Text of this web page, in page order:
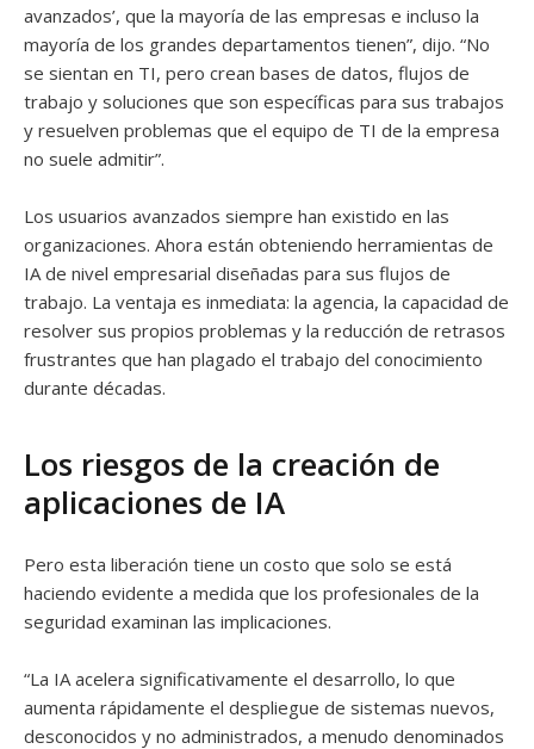
avanzados’, que la mayoría de las empresas e incluso la
mayoría de los grandes departamentos tienen”, dijo. “No
se sientan en TI, pero crean bases de datos, flujos de
trabajo y soluciones que son específicas para sus trabajos
y resuelven problemas que el equipo de TI de la empresa
no suele admitir”.
Los usuarios avanzados siempre han existido en las
organizaciones. Ahora están obteniendo herramientas de
IA de nivel empresarial diseñadas para sus flujos de
trabajo. La ventaja es inmediata: la agencia, la capacidad de
resolver sus propios problemas y la reducción de retrasos
frustrantes que han plagado el trabajo del conocimiento
durante décadas.
Los riesgos de la creación de
aplicaciones de IA
Pero esta liberación tiene un costo que solo se está
haciendo evidente a medida que los profesionales de la
seguridad examinan las implicaciones.
“La IA acelera significativamente el desarrollo, lo que
aumenta rápidamente el despliegue de sistemas nuevos,
desconocidos y no administrados, a menudo denominados